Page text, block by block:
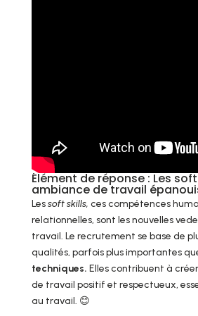
Élément de réponse : Les
ambiance de travail
Lessoft skills, ces compétences
relationnelles, sont les nouvelles
travail. Le recrutement se base de
qualités, parfois plus importantes
techniques. Elles contribuent à
de travail positif et respectueux,
au travail. 😊